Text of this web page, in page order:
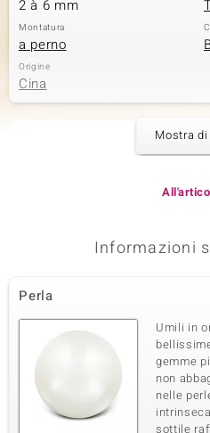
2 à 6 mm
Montatura
a perno
Origine
Cina
Seconda pietra preziosa
Terza pietra preziosa
Perla d'Acqua Dolce bianca
Taglio rotondo
Origine
Mostra di
Informazioni
Perla
Umili in
gemme
non
nelle
sottile